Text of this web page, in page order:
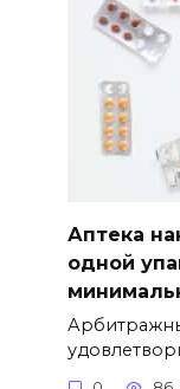
Аптека
одной